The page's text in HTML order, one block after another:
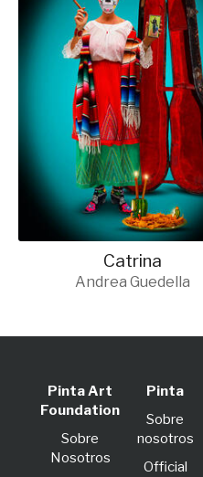
Catrina
Andrea Guedella
Pinta Art
Foundation
Sobre
Nosotros
Pinta
Sobre
nosotros
Official